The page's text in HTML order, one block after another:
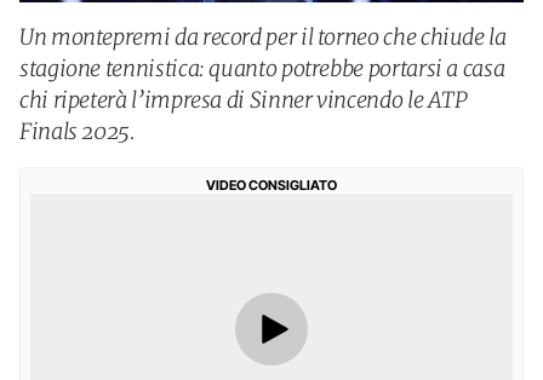
Un montepremi da record per il torneo che chiude la
stagione tennistica: quanto potrebbe portarsi a casa
chi ripeterà l’impresa di Sinner vincendo le ATP
Finals 2025.
VIDEO CONSIGLIATO